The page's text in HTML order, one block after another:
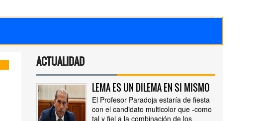
ACTUALIDAD
LEMA ES UN DILEMA EN SI MISMO
El Profesor Paradoja estaría de fiesta
con el candidato multicolor que -como
tal y fiel a la combinación de los